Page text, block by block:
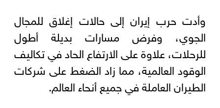
وأدت حرب إيران إلى حالات إغلاق للمجال
الجوي، وفرض مسارات بديلة أطول
للرحلات، علاوة ‌على الارتفاع الحاد ‌في تكاليف
​الوقود العالمية، ‌مما ⁠زاد ​الضغط على ⁠شركات
الطيران العاملة في جميع أنحاء العالم.